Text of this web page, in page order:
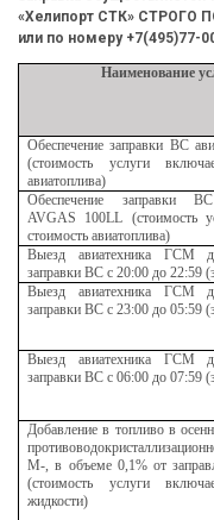
«Хелипорт СТК» СТРОГО
или по номеру +7(495)77-
Наименование
Обеспечение заправки ВС
(стоимость услуги
авиатоплива)
Обеспечение заправки
AVGAS 100LL (стоимость
стоимость авиатоплива)
Выезд авиатехника ГСМ
заправки ВС с 20:00 до 22:59
Выезд авиатехника ГСМ
заправки ВС с 23:00 до 05:59
Выезд авиатехника ГСМ
заправки ВС с 06:00 до 07:59
Добавление в топливо в
М-, в объеме 0,1% от
(стоимость услуги
жидкости)